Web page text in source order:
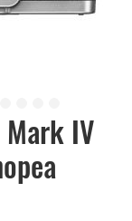
Mark IV